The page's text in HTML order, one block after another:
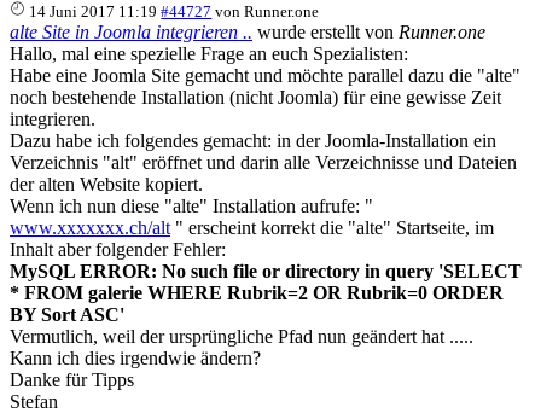
14 Juni 2017 11:19 #44727 vonRunner.one
alte Site in Joomla integrieren .. wurde erstellt von Runner.one
Hallo, mal eine spezielle Frage an euch Spezialisten:
Habe eine Joomla Site gemacht und möchte parallel dazu die "alte"
noch bestehende Installation (nicht Joomla) für eine gewisse Zeit
integrieren.
Dazu habe ich folgendes gemacht: in der Joomla-Installation ein
Verzeichnis "alt" eröffnet und darin alle Verzeichnisse und Dateien
der alten Website kopiert.
Wenn ich nun diese "alte" Installation aufrufe: "
www.xxxxxxx.ch/alt " erscheint korrekt die "alte" Startseite, im
Inhalt aber folgender Fehler:
MySQL ERROR: No such file or directory in query 'SELECT
* FROM galerie WHERE Rubrik=2 OR Rubrik=0 ORDER
BY Sort ASC'
Vermutlich, weil der ursprüngliche Pfad nun geändert hat .....
Kann ich dies irgendwie ändern?
Danke für Tipps
Stefan